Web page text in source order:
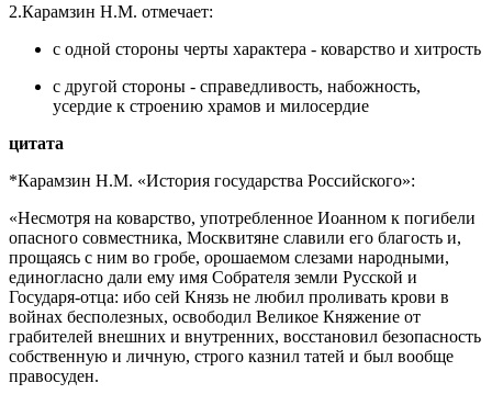
2.Карамзин Н.М. отмечает:
с одной стороны черты характера - коварство и хитрость
с другой стороны - справедливость, набожность,
усердие к строению храмов и милосердие
цитата
*Карамзин Н.М. «История государства Российского»:
«Несмотря на коварство, употребленное Иоанном к погибели
опасного совместника, Москвитяне славили его благость и,
прощаясь с ним во гробе, орошаемом слезами народными,
единогласно дали ему имя Собрателя земли Русской и
Государя-отца: ибо сей Князь не любил проливать крови в
войнах бесполезных, освободил Великое Княжение от
грабителей внешних и внутренних, восстановил безопасность
собственную и личную, строго казнил татей и был вообще
правосуден.